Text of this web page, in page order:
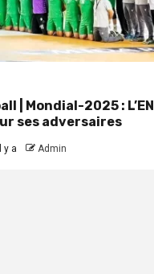
| Mondial-2025 : L’EN
ses adversaires
y a Admin